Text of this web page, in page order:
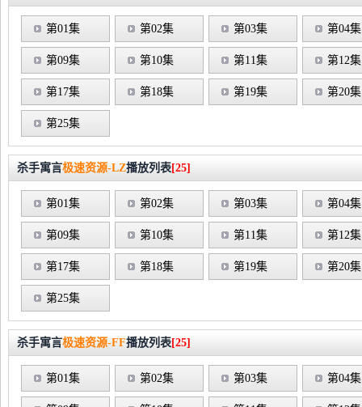
第01集 第02集 第03集 第04集
第09集 第10集 第11集 第12集
第17集 第18集 第19集 第20集
第25集
杀手寓言极速资源-LZ播放列表[25]
第01集 第02集 第03集 第04集
第09集 第10集 第11集 第12集
第17集 第18集 第19集 第20集
第25集
杀手寓言极速资源-FF播放列表[25]
第01集 第02集 第03集 第04集